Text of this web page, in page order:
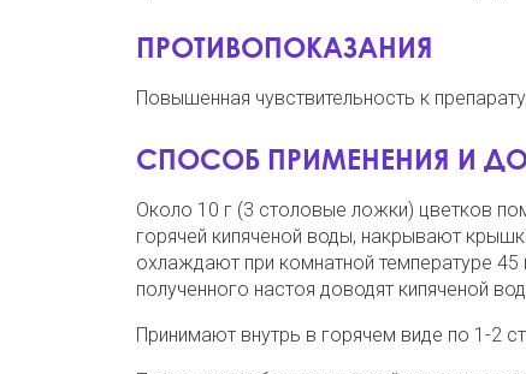
ПРОТИВОПОКАЗАНИЯ
Повышенная чувствительность к
СПОСОБ ПРИМЕНЕНИЯ И
Около 10 г (3 столовые ложки) цветков
горячей кипяченой воды, накрывают
охлаждают при комнатной температуре
полученного настоя доводят кипяченой
Принимают внутрь в горячем виде по 1-2